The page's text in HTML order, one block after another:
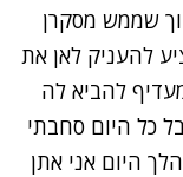
שממש מסקרן
להעניק לאן את
להביא לה
כל היום סחבתי
היום אני אתן